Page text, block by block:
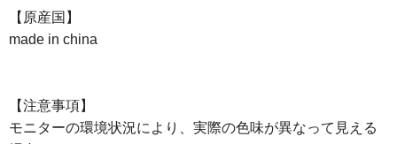
【原産国】
made in china
【注意事項】
モニターの環境状況により、実際の色味が異なって見える